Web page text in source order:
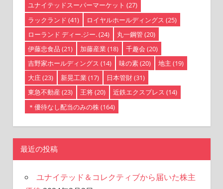
ユナイテッドスーパーマーケット (27)
ラックランド (41) ロイヤルホールディングス (25)
ローランド ディー.ジー.(24) 丸一鋼管(20)
伊藤忠食品 (21) 加藤産業 (18) 千趣会 (20)
吉野家ホールディングス (14) 味の素(20) 地主 (19)
大庄(23) 新晃工業 (17) 日本管財(31)
東急不動産 (23) 王将(20) 近鉄エクスプレス (14)
＊優待なし配当のみの株(164)
最近の投稿
ユナイテッド＆コレクティブから届いた株主